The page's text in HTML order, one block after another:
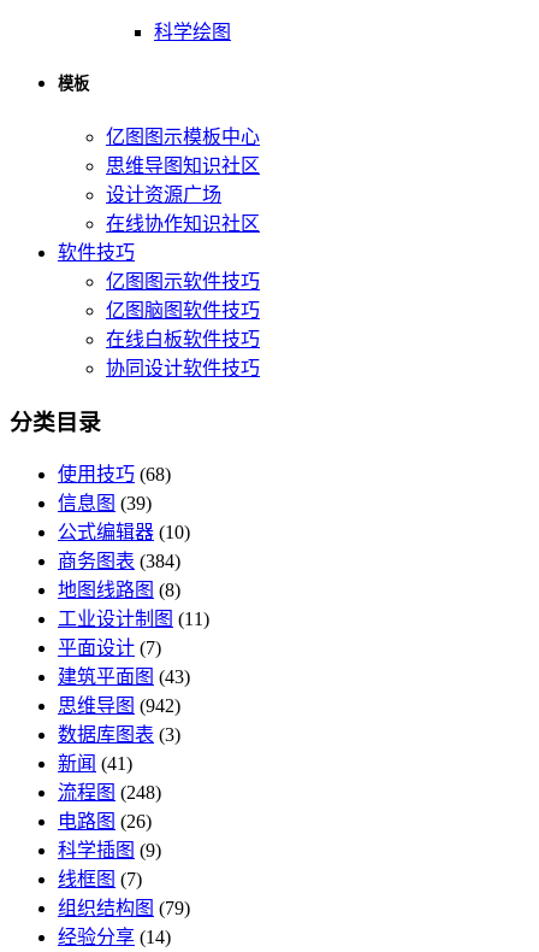
科学绘图
模板
亿图图示模板中心
思维导图知识社区
设计资源广场
在线协作知识社区
软件技巧
亿图图示软件技巧
亿图脑图软件技巧
在线白板软件技巧
协同设计软件技巧
分类目录
使用技巧 (68)
信息图 (39)
公式编辑器 (10)
商务图表 (384)
地图线路图 (8)
工业设计制图 (11)
平面设计 (7)
建筑平面图 (43)
思维导图 (942)
数据库图表 (3)
新闻 (41)
流程图 (248)
电路图 (26)
科学插图 (9)
线框图 (7)
组织结构图 (79)
经验分享 (14)